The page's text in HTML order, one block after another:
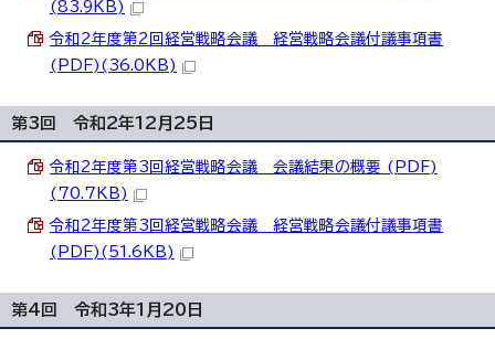
(83.9KB)
令和2年度第2回経営戦略会議 経営戦略会議付議事項書
(PDF)(36.0KB)
第3回 令和2年12月25日
令和2年度第3回経営戦略会議 会議結果の概要 (PDF)
(70.7KB)
令和2年度第3回経営戦略会議 経営戦略会議付議事項書
(PDF)(51.6KB)
第4回 令和3年1月20日